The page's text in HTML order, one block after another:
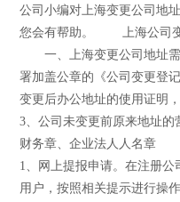
公司小编对上海变更公司地
您会有帮助。 上海公司变
一、上海变更公司地址
署加盖公章的《公司变更
变更后办公地址的使用证
3、公司未变更前原来地址
财务章、企业法人人名
1、网上提报申请。在注册
用户，按照相关提示进行操